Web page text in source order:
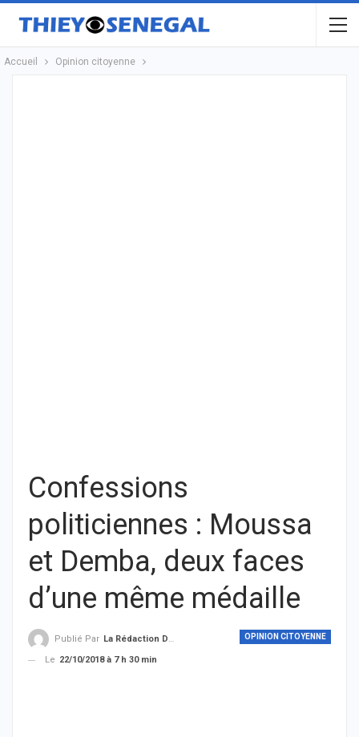
Accueil Opinion citoyenne
Confessions
politiciennes : Moussa
et Demba, deux faces
d’une même médaille
OPINION CITOYENNE
Publié Par La Rédaction De THIEYSENEGAL.com
Le 22/10/2018 à 7 h 30 min